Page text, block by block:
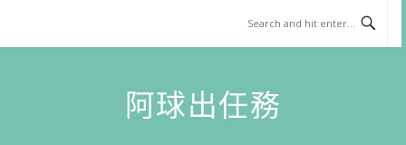
content
阿球出任務